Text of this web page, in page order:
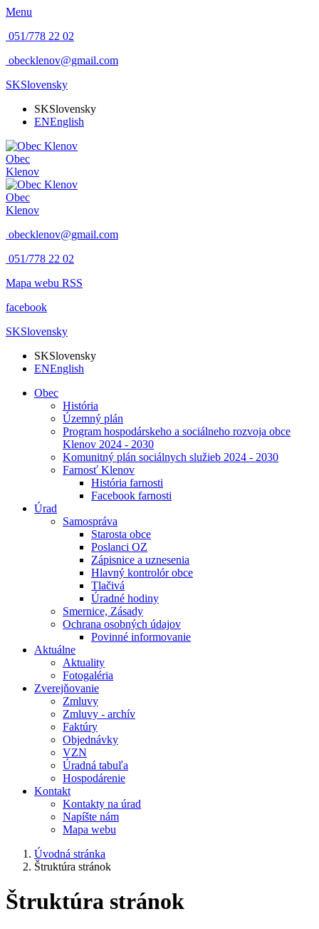
Menu
051/778 22 02
obecklenov@gmail.com
SKSlovensky
SKSlovensky
ENEnglish
Obec
Klenov
Obec
Klenov
obecklenov@gmail.com
051/778 22 02
Mapa webu RSS
facebook
SKSlovensky
SKSlovensky
ENEnglish
Obec
História
Územný plán
Program hospodárskeho a sociálneho rozvoja obce
Klenov 2024 - 2030
Komunitný plán sociálnych služieb 2024 - 2030
Farnosť Klenov
História farnosti
Facebook farnosti
Úrad
Samospráva
Starosta obce
Poslanci OZ
Zápisnice a uznesenia
Hlavný kontrolór obce
Tlačivá
Úradné hodiny
Smernice, Zásady
Ochrana osobných údajov
Povinné informovanie
Aktuálne
Aktuality
Fotogaléria
Zverejňovanie
Zmluvy
Zmluvy - archív
Faktúry
Objednávky
VZN
Úradná tabuľa
Hospodárenie
Kontakt
Kontakty na úrad
Napíšte nám
Mapa webu
Úvodná stránka
Štruktúra stránok
Štruktúra stránok